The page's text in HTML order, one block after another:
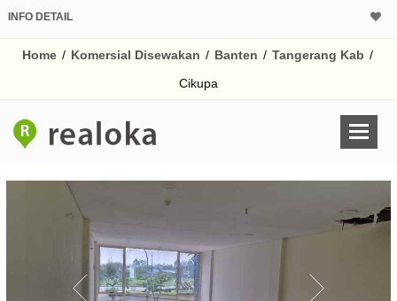
INFO DETAIL
Home / Komersial Disewakan / Banten / Tangerang Kab /
Cikupa